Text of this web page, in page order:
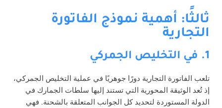
ثالثًا: أهمية نموذج الفاتورة
التجارية
1. في التخليص الجمركي
تلعب الفاتورة التجارية دورًا جوهريًا في عملية التخليص الجمركي،
إذ تُعد الوثيقة المحورية التي تستند إليها سلطات الجمارك في
الدولة المستوردة لتحديد كل الجوانب المتعلقة بالشحنة. فهي